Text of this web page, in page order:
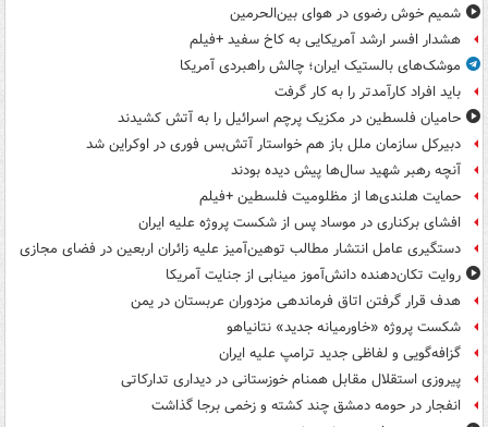
شمیم خوش رضوی در هوای بین‌الحرمین
هشدار افسر ارشد آمریکایی به کاخ سفید +فیلم
موشک‌های بالستیک ایران؛ چالش راهبردی آمریکا
باید افراد کارآمدتر را به کار گرفت
حامیان فلسطین در مکزیک پرچم اسرائیل را به آتش کشیدند
دبیرکل سازمان ملل باز هم خواستار آتش‌بس فوری در اوکراین شد
آنچه رهبر شهید سال‌ها پیش دیده بودند
حمایت هلندی‌ها از مظلومیت فلسطین +فیلم
افشای برکناری در موساد پس از شکست پروژه علیه ایران
دستگیری عامل انتشار مطالب توهین‌آمیز علیه زائران اربعین در فضای مجازی
روایت تکان‌دهنده دانش‌آموز مینابی از جنایت آمریکا
هدف قرار گرفتن اتاق‌ فرماندهی مزدوران عربستان در یمن
شکست پروژه «خاورمیانه جدید» نتانیاهو
گزافه‌گویی و لفاظی جدید ترامپ علیه ایران
پیروزی استقلال مقابل همنام خوزستانی در دیداری تدارکاتی
انفجار در حومه دمشق چند کشته و زخمی برجا گذاشت